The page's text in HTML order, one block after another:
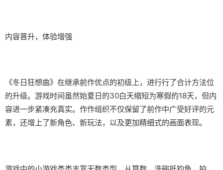
内容晋升，体验增强
《冬日狂想曲》在继承前作优点的初级上，进行行了合计方法位
的升级。游戏时间虽然始夏日的30白天缩短为寒假的18天，但内
容进一步紧凑充真实。作作组织不仅保留了前作中广受好评的元
素，还增上了​​新角色、新玩法​​，以及更加精细式的画面表现。